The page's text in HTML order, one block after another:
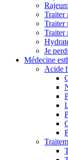
Traiter
Traiter
Traiter
Je
Médecine
Acide